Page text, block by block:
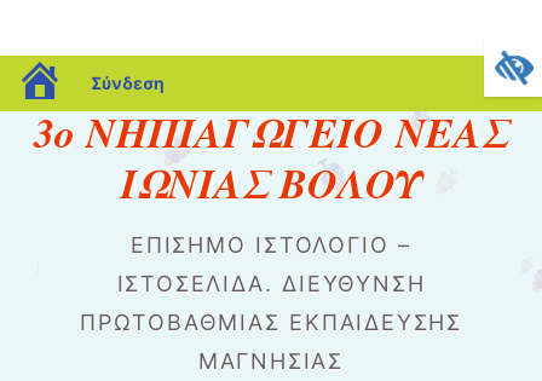
blogs.sch.gr
Σύνδεση
3ο ΝΗΠΙΑΓΩΓΕΙΟ ΝΕΑΣ
ΙΩΝΙΑΣ ΒΟΛΟΥ
ΕΠΙΣΗΜΟ ΙΣΤΟΛΟΓΙΟ –
ΙΣΤΟΣΕΛΙΔΑ. ΔΙΕΥΘΥΝΣΗ
ΠΡΩΤΟΒΑΘΜΙΑΣ ΕΚΠΑΙΔΕΥΣΗΣ
ΜΑΓΝΗΣΙΑΣ